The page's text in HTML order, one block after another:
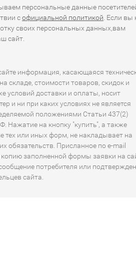
персональные данные
софициальной политикой . Если вы
своих персональных данных,вам
сайт.
информация, касающаяся
складе, стоимости товаров, скидок и
условий доставки и оплаты, носит
и ни при каких условиях не является
положениями Статьи 437(2)
Нажатие на кнопку "купить", а также
тех или иных форм, не накладывает на
обязательств. Присланное по e-mail
заполненной формы заявки на
потребителя или
сайта.